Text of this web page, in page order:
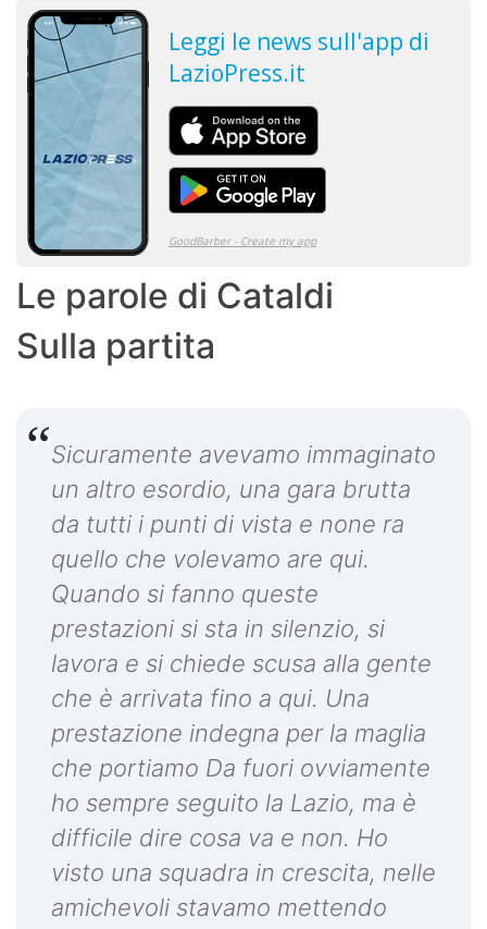
Le parole di Cataldi
Sulla partita
Sicuramente avevamo immaginato
un altro esordio, una gara brutta
da tutti i punti di vista e none ra
quello che volevamo are qui.
Quando si fanno queste
prestazioni si sta in silenzio, si
lavora e si chiede scusa alla gente
che è arrivata fino a qui. Una
prestazione indegna per la maglia
che portiamo Da fuori ovviamente
ho sempre seguito la Lazio, ma è
difficile dire cosa va e non. Ho
visto una squadra in crescita, nelle
amichevoli stavamo mettendo